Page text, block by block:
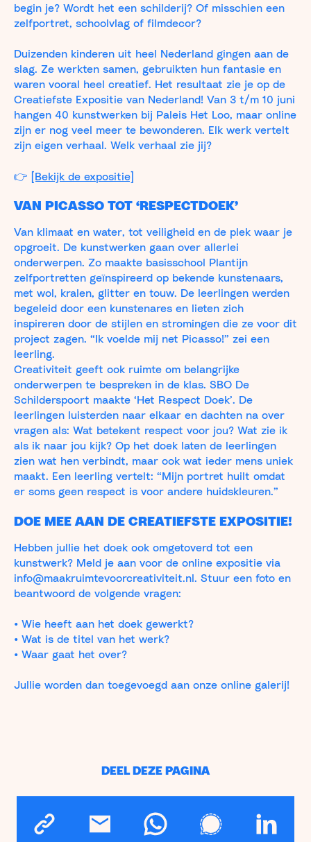
begin je? Wordt het een schilderij? Of misschien een
zelfportret, schoolvlag of filmdecor?
Duizenden kinderen uit heel Nederland gingen aan de
slag. Ze werkten samen, gebruikten hun fantasie en
waren vooral heel creatief. Het resultaat zie je op de
Creatiefste Expositie van Nederland! Van 3 t/m 10 juni
hangen 40 kunstwerken bij Paleis Het Loo, maar online
zijn er nog veel meer te bewonderen. Elk werk vertelt
zijn eigen verhaal. Welk verhaal zie jij?
👉 [Bekijk de expositie]
VAN PICASSO TOT ‘RESPECTDOEK’
Van klimaat en water, tot veiligheid en de plek waar je
opgroeit. De kunstwerken gaan over allerlei
onderwerpen. Zo maakte basisschool Plantijn
zelfportretten geïnspireerd op bekende kunstenaars,
met wol, kralen, glitter en touw. De leerlingen werden
begeleid door een kunstenares en lieten zich
inspireren door de stijlen en stromingen die ze voor dit
project zagen. “Ik voelde mij net Picasso!” zei een
leerling.
Creativiteit geeft ook ruimte om belangrijke
onderwerpen te bespreken in de klas. SBO De
Schilderspoort maakte ‘Het Respect Doek’. De
leerlingen luisterden naar elkaar en dachten na over
vragen als: Wat betekent respect voor jou? Wat zie ik
als ik naar jou kijk? Op het doek laten de leerlingen
zien wat hen verbindt, maar ook wat ieder mens uniek
maakt. Een leerling vertelt: “Mijn portret huilt omdat
er soms geen respect is voor andere huidskleuren.”
DOE MEE AAN DE CREATIEFSTE EXPOSITIE!
Hebben jullie het doek ook omgetoverd tot een
kunstwerk? Meld je aan voor de online expositie via
info@maakruimtevoorcreativiteit.nl. Stuur een foto en
beantwoord de volgende vragen:
• Wie heeft aan het doek gewerkt?
• Wat is de titel van het werk?
• Waar gaat het over?
Jullie worden dan toegevoegd aan onze online galerij!
DEEL DEZE PAGINA
Kopieër linkEmail WhatsApp Signal LinkedIn